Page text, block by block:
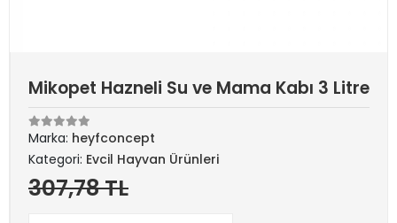
Mikopet Hazneli Su ve Mama Kabı 3 Litre
Marka: heyfconcept
Kategori: Evcil Hayvan Ürünleri
307,78 TL